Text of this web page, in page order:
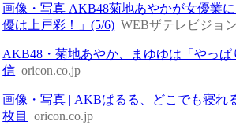
画像・写真 AKB48菊地あやかが女優業
優は上戸彩！」(5/6) WEBザテレビジョン
AKB48・菊地あやか、まゆゆは「やっぱ
信 oricon.co.jp
画像・写真 | AKBぱるる、どこでも寝れ
枚目
oricon.co.jp